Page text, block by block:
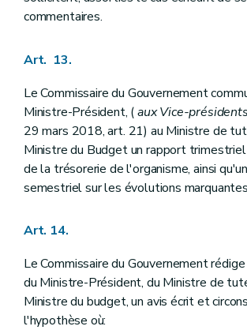
commentaires.
Art. 13.
Le Commissaire du Gouvernement
Ministre-Président, (aux Vice-
29 mars 2018, art. 21) au Ministre de
Ministre du Budget un rapport
de la trésorerie de l'organisme, ainsi
semestriel sur les évolutions
Art. 14.
Le Commissaire du Gouvernement
du Ministre-Président, du Ministre de
Ministre du budget, un avis écrit et
l'hypothèse où: